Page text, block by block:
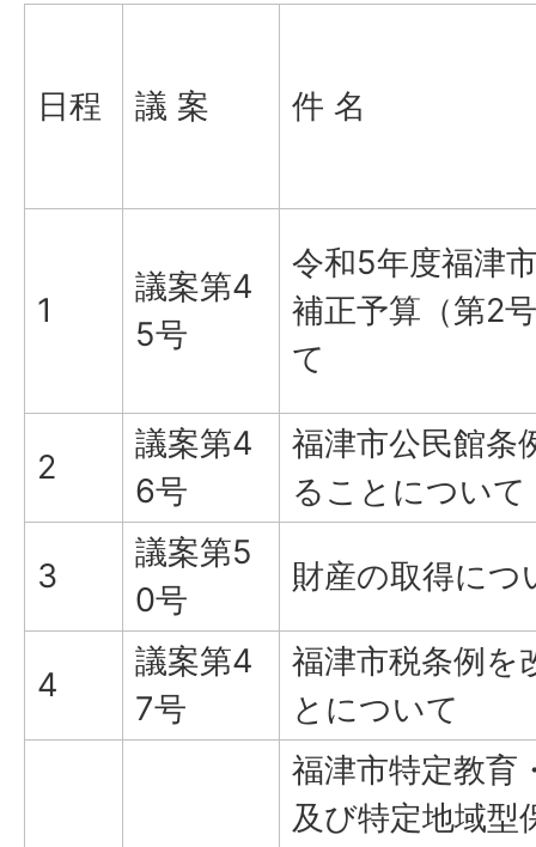
日程 議 案 件 名
1
議案第4
5号
令和5年度福津
補正予算（第2
て
2
議案第4
6号
福津市公民館条
ることについて
3
議案第5
0号
財産の取得につ
4
議案第4
7号
福津市税条例を
とについて
福津市特定教育
及び特定地域型